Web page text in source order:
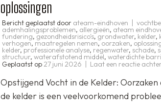
oplossingen
Bericht geplaatst door ateam-eindhoven
ademhalingsproblemen, allergieën, ateam
fundering, gezondheidsrisico's,grondwater, kelder,
verhogen, maatregelen nemen,oorzaken,
kelder,professionele analyse, regenwater, schade,
structuur, waterafstotend middel, waterdichte
Geplaatst op 27 juni 2026 Laat een reactie achter
Opstijgend Vocht in de Kelder:
de kelder is een veelvoorkomend